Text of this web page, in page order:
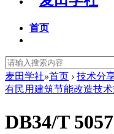
首页
麦田学社»首页 › 技术分
有民用建筑节能改造技术
DB34/T